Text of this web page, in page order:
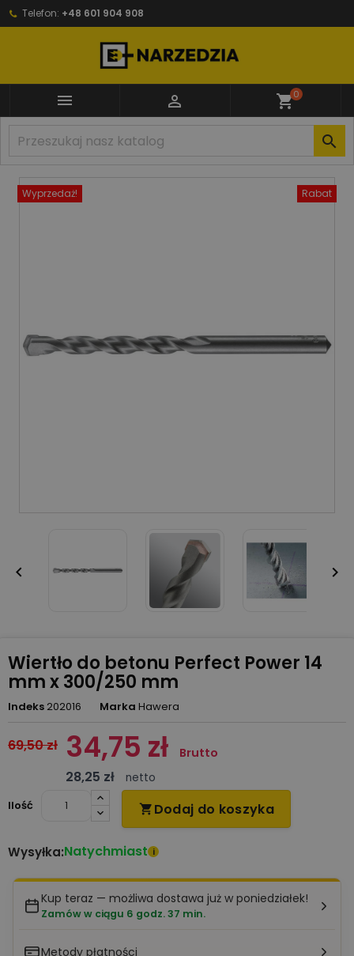
Telefon: +48 601 904 908
  shopping_cart0

Wyprzedaż! Rabat
 
Wiertło do betonu Perfect Power 14
mm x 300/250 mm
Indeks 202016 Marka Hawera
69,50 zł 34,75 zł Brutto
28,25 zł
netto
Ilość
 Dodaj do koszyka
Wysyłka:Natychmiast i
Kup teraz — możliwa dostawa już w poniedziałek!
Zamów w ciągu 6 godz. 37 min.
Metody płatności